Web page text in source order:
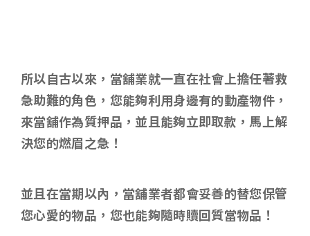
所以自古以來，當舖業就一直在社會上擔任著救
急助難的角色，您能夠利用身邊有的動產物件，
來當舖作為質押品，並且能夠立即取款，馬上解
決您的燃眉之急！
並且在當期以內，當舖業者都會妥善的替您保管
您心愛的物品，您也能夠隨時贖回質當物品！